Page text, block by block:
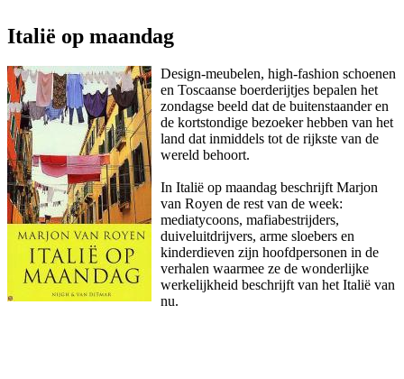
Italië op maandag
Design-meubelen, high-fashion schoenen
en Toscaanse boerderijtjes bepalen het
zondagse beeld dat de buitenstaander en
de kortstondige bezoeker hebben van het
land dat inmiddels tot de rijkste van de
wereld behoort.
In Italië op maandag beschrijft Marjon
van Royen de rest van de week:
mediatycoons, mafiabestrijders,
duiveluitdrijvers, arme sloebers en
kinderdieven zijn hoofdpersonen in de
verhalen waarmee ze de wonderlijke
werkelijkheid beschrijft van het Italië van
nu.